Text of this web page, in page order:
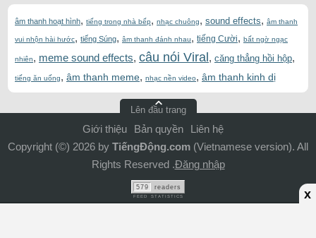
âm thanh hoạt hình, tiếng trong nhà bếp, nhạc chuông, sound effects, âm thanh
vui nhộn hài hước, tiếng Súng, âm thanh đánh nhau, tiếng Cười, bất ngờ ngạc
nhiên, meme sound effects, câu nói Viral , căng thẳng hồi hộp,
tiếng ăn uống, âm thanh meme, nhạc nền video, âm thanh kinh dị
Lên đầu trang
Giới thiệu Bản quyền
Liên hệ
Copyright (©) 2026 by TiếngĐộng.com (Vietnamese version). All
Rights Reserved .Đăng nhập
579 readers
FEED STATISTICS x